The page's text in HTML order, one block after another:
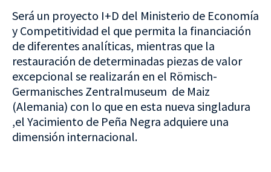
Será un proyecto I+D del Ministerio de Economía
y Competitividad el que permita la financiación
de diferentes analíticas, mientras que la
restauración de determinadas piezas de valor
excepcional se realizarán en el Römisch-
Germanisches Zentralmuseum de Maiz
(Alemania) con lo que en esta nueva singladura
,el Yacimiento de Peña Negra adquiere una
dimensión internacional.